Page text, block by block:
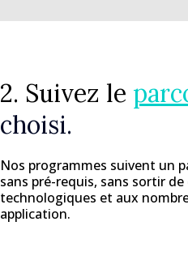
2. Suivez le
choisi.
Nos programmes suivent un
sans pré-requis, sans sortir
technologiques et aux
application.